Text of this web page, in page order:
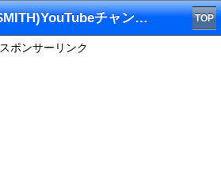
猪狩秀平(HEY-SMITH)YouTubeチャンネル TOP
スポンサーリンク